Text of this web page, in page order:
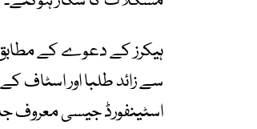
سے زائد طلبا اور اسٹاف
اسٹینفورڈ جیسی معروف